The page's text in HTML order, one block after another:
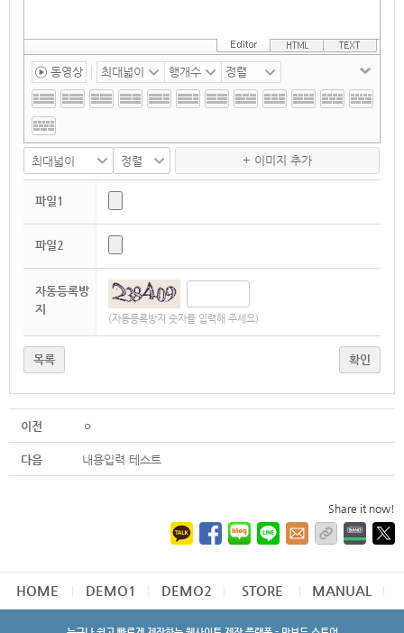
동영상
+ 이미지 추가
파일1
파일2
자동등록방
지
(자동등록방지 숫자를 입력해 주세요)
목록 확인
이전 ㅇ
다음 내용입력 테스트
Share it now!
HOME DEMO1 DEMO2 STORE MANUAL